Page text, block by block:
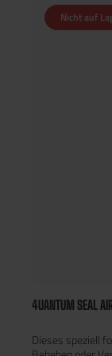
oder Wartung
Minuten /
Aushärtezeit: 24
Nicht auf
4UANTUM SEAL
Dieses speziell